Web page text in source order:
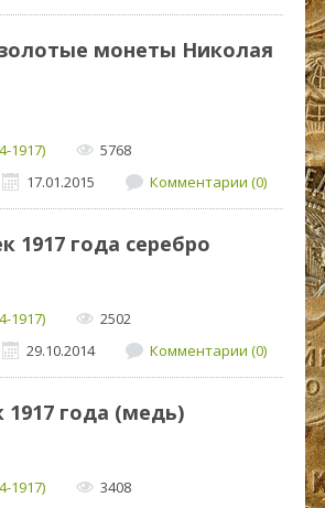
монеты Николая
1917)
5768
17.01.2015 Комментарии (0)
1917 года серебро
1917)
2502
29.10.2014 Комментарии (0)
1917 года (медь)
1917)
3408